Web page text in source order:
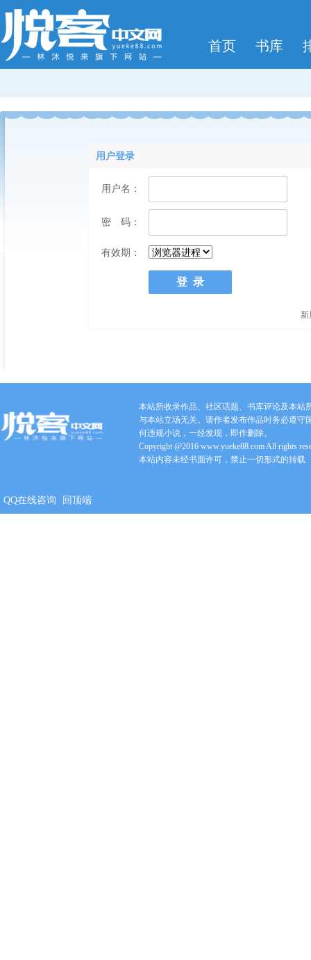
首页 书库
用户登录
用户名：
密 码：
有效期：
新
本站所收录作品、社区话题、书库评论及本站
与本站立场无关。请作者发布作品时务必遵守
何违规小说，一经发现，即作删除。
Copyright @2016 www.yueke88.com All rights
本站内容未经书面许可，禁止一切形式的转载
QQ在线咨询 回顶端